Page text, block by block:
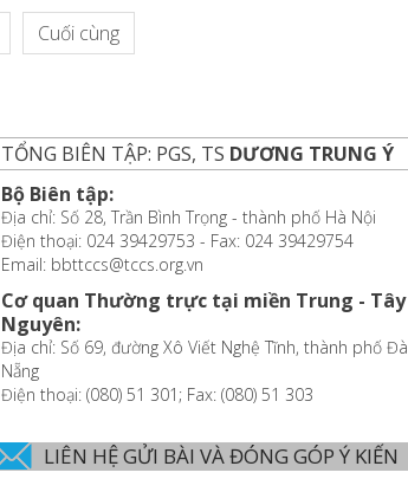
Cuối cùng
TỔNG BIÊN TẬP: PGS, TS DƯƠNG TRUNG Ý
Bộ Biên tập:
Địa chỉ: Số 28, Trần Bình Trọng - thành phố Hà Nội
Điện thoại: 024 39429753 - Fax: 024 39429754
Email: bbttccs@tccs.org.vn
Cơ quan Thường trực tại miền Trung - Tây
Nguyên:
Địa chỉ: Số 69, đường Xô Viết Nghệ Tĩnh, thành phố Đà
Nẵng
Điện thoại: (080) 51 301; Fax: (080) 51 303
LIÊN HỆ GỬI BÀI VÀ ĐÓNG GÓP Ý KIẾN